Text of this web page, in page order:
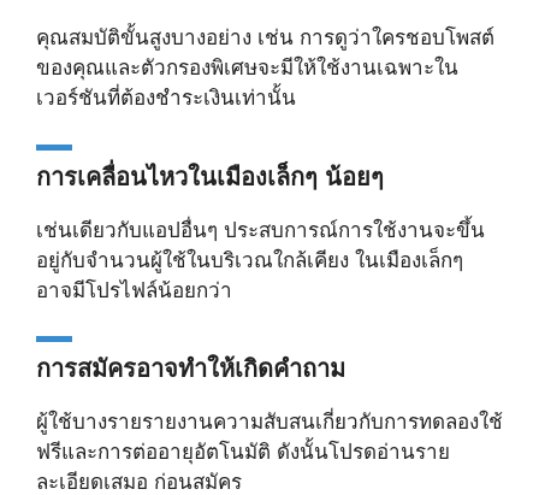
คุณสมบัติขั้นสูงบางอย่าง เช่น การดูว่าใครชอบโพสต์
ของคุณและตัวกรองพิเศษจะมีให้ใช้งานเฉพาะใน
เวอร์ชันที่ต้องชำระเงินเท่านั้น
การเคลื่อนไหวในเมืองเล็กๆ น้อยๆ
เช่นเดียวกับแอปอื่นๆ ประสบการณ์การใช้งานจะขึ้น
อยู่กับจำนวนผู้ใช้ในบริเวณใกล้เคียง ในเมืองเล็กๆ
อาจมีโปรไฟล์น้อยกว่า
การสมัครอาจทำให้เกิดคำถาม
ผู้ใช้บางรายรายงานความสับสนเกี่ยวกับการทดลองใช้
ฟรีและการต่ออายุอัตโนมัติ ดังนั้นโปรดอ่านราย
ละเอียดเสมอ ก่อนสมัคร